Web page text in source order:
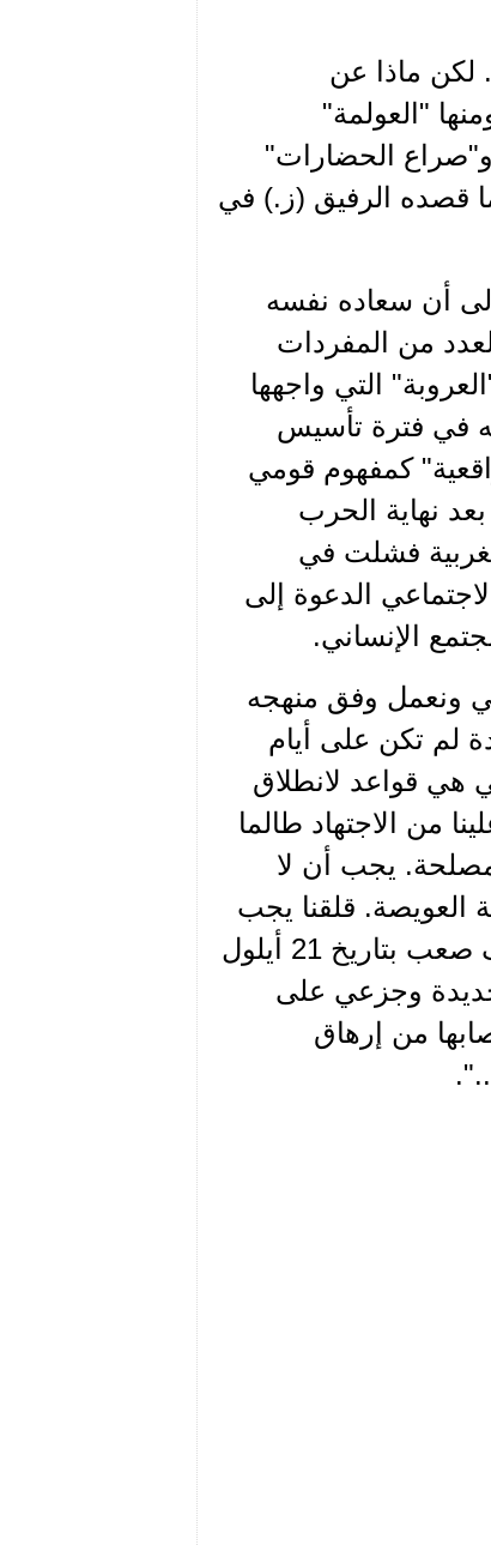
لكن ماذا عن
"العولمة"
و"صراع الحضارات"
ما قصده الرفيق (ز.) في
أن سعاده نفسه
من المفردات
التي واجهها
في فترة تأسيس
كمفهوم قومي
نهاية الحرب
فشلت في
الدعوة إلى
الإنساني.
ونعمل وفق منهجه
لم تكن على أيام
هي قواعد لانطلاق
من الاجتهاد طالما
مصلحة. يجب أن لا
العويصة. قلقنا يجب
أن يكون في مكان آخر وصفه سعاده في رسالة إلى معروف صعب بتاريخ 21 أيلول
وجزعي على
من إرهاق